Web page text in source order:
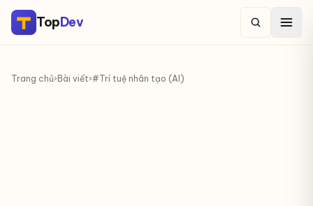
TopDev
Trang chủ› Bài viết›#Trí tuệ nhân tạo (AI)